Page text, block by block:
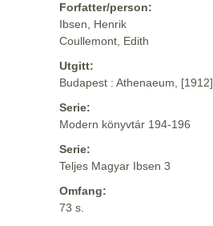
Forfatter/person:
Ibsen, Henrik
Coullemont, Edith
Utgitt:
Budapest : Athenaeum, [1912]
Serie:
Modern könyvtár 194-196
Serie:
Teljes Magyar Ibsen 3
Omfang:
73 s.